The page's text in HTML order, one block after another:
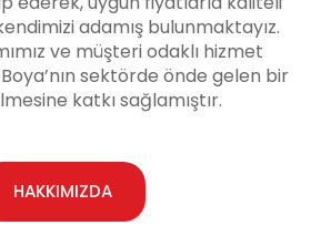
adamış bulunmaktayız.
ve müşteri odaklı hizmet
Boya’nın sektörde önde gelen bir
katkı sağlamıştır.
HAKKIMIZDA